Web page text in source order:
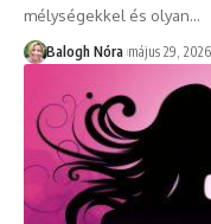
mélységekkel és olyan…
Balogh Nóra május 29, 2026